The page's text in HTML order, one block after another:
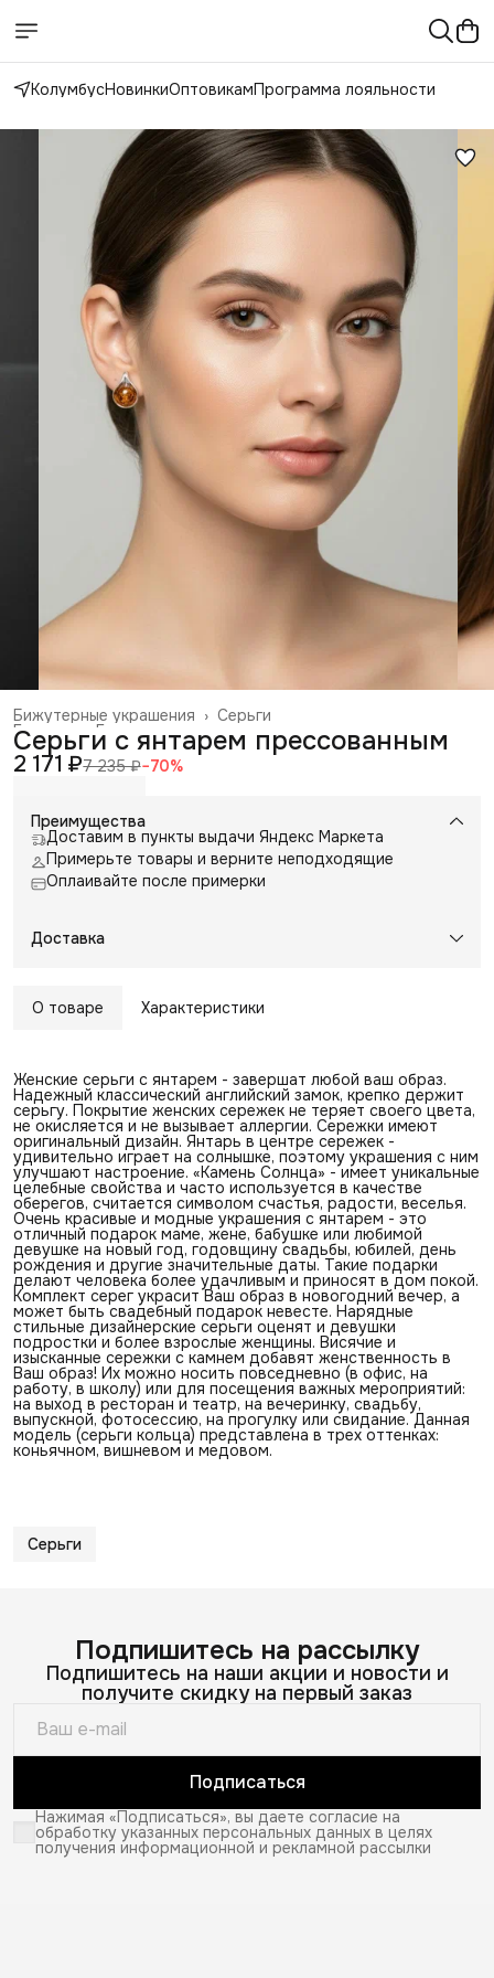
КолумбусНовинкиОптовикамПрограмма лояльности
Серьги
Бижутерные украшения ›
Галантерея и аксессуары
Главная ›
Серьги с янтарем прессованным
2 171 ₽7 235 ₽−70%
Преимущества
Доставим в пункты выдачи Яндекс Маркета
Примерьте товары и верните неподходящие
Оплаивайте после примерки
Доставка
О товаре Характеристики
Женские серьги с янтарем - завершат любой ваш образ.
Надежный классический английский замок, крепко держит
серьгу. Покрытие женских сережек не теряет своего цвета,
не окисляется и не вызывает аллергии. Сережки имеют
оригинальный дизайн. Янтарь в центре сережек -
удивительно играет на солнышке, поэтому украшения с ним
улучшают настроение. «Камень Солнца» - имеет уникальные
целебные свойства и часто используется в качестве
оберегов, считается символом счастья, радости, веселья.
Очень красивые и модные украшения с янтарем - это
отличный подарок маме, жене, бабушке или любимой
девушке на новый год, годовщину свадьбы, юбилей, день
рождения и другие значительные даты. Такие подарки
делают человека более удачливым и приносят в дом покой.
Комплект серег украсит Ваш образ в новогодний вечер, а
может быть свадебный подарок невесте. Нарядные
стильные дизайнерские серьги оценят и девушки
подростки и более взрослые женщины. Висячие и
изысканные сережки с камнем добавят женственность в
Ваш образ! Их можно носить повседневно (в офис, на
работу, в школу) или для посещения важных мероприятий:
на выход в ресторан и театр, на вечеринку, свадьбу,
выпускной, фотосессию, на прогулку или свидание. Данная
модель (серьги кольца) представлена в трех оттенках:
коньячном, вишневом и медовом.
Серьги
Подпишитесь на рассылку
Подпишитесь на наши акции и новости и
получите скидку на первый заказ
Подписаться
Нажимая «Подписаться», вы даете согласие на
обработку указанных персональных данных в целях
получения информационной и рекламной рассылки